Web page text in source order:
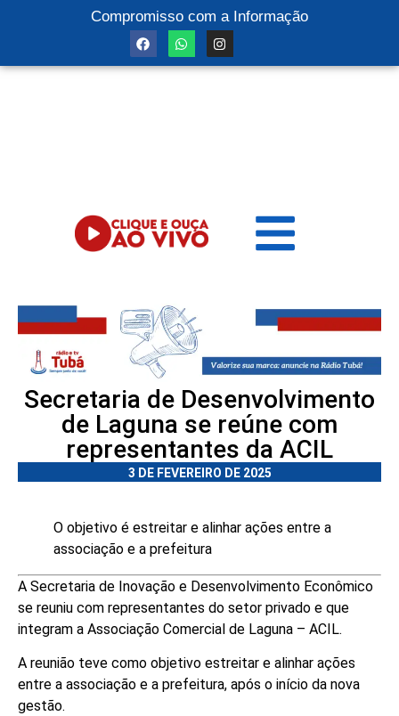
Compromisso com a Informação
Secretaria de Desenvolvimento
de Laguna se reúne com
representantes da ACIL
3 DE FEVEREIRO DE 2025
O objetivo é estreitar e alinhar ações entre a
associação e a prefeitura
A Secretaria de Inovação e Desenvolvimento Econômico
se reuniu com representantes do setor privado e que
integram a Associação Comercial de Laguna – ACIL.
A reunião teve como objetivo estreitar e alinhar ações
entre a associação e a prefeitura, após o início da nova
gestão.